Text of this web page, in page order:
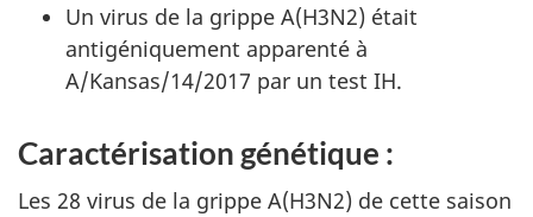
Un virus de la grippe A(H3N2) était
antigéniquement apparenté à
A/Kansas/14/2017 par un test IH.
Caractérisation génétique :
Les 28 virus de la grippe A(H3N2) de cette saison